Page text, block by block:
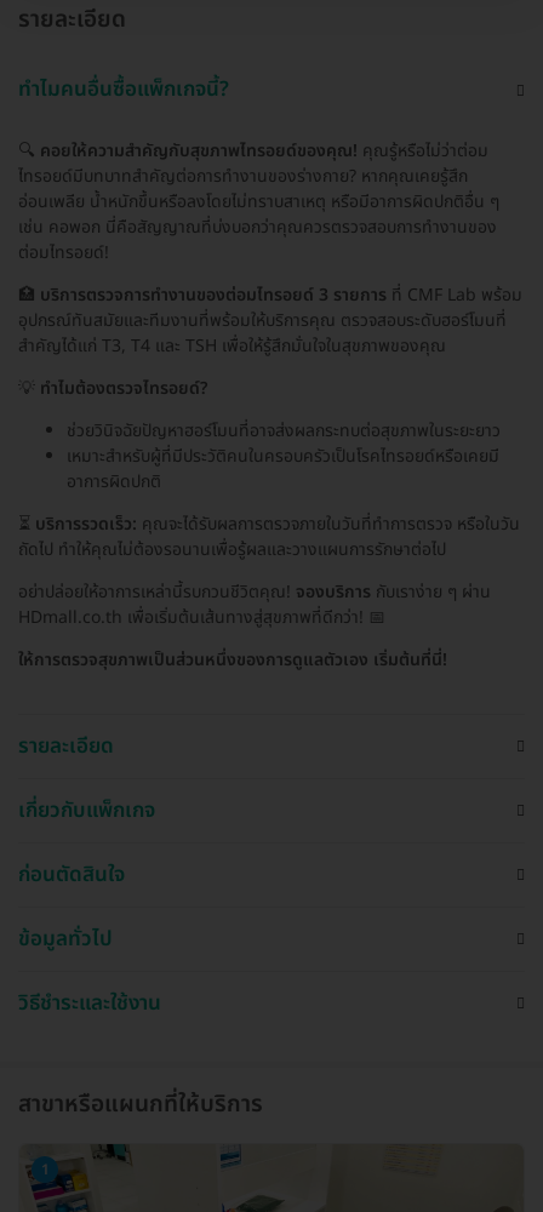
รายละเอียด
ทำไมคนอื่นซื้อแพ็กเกจนี้?
🔍 คอยให้ความสำคัญกับสุขภาพไทรอยด์ของคุณ! คุณรู้หรือไม่ว่าต่อม
ไทรอยด์มีบทบาทสำคัญต่อการทำงานของร่างกาย? หากคุณเคยรู้สึก
อ่อนเพลีย น้ำหนักขึ้นหรือลงโดยไม่ทราบสาเหตุ หรือมีอาการผิดปกติอื่น ๆ
เช่น คอพอก นี่คือสัญญาณที่บ่งบอกว่าคุณควรตรวจสอบการทำงานของ
ต่อมไทรอยด์!
🏥 บริการตรวจการทำงานของต่อมไทรอยด์ 3 รายการ ที่ CMF Lab พร้อม
อุปกรณ์ทันสมัยและทีมงานที่พร้อมให้บริการคุณ ตรวจสอบระดับฮอร์โมนที่
สำคัญได้แก่ T3, T4 และ TSH เพื่อให้รู้สึกมั่นใจในสุขภาพของคุณ
💡 ทำไมต้องตรวจไทรอยด์?
ช่วยวินิจฉัยปัญหาฮอร์โมนที่อาจส่งผลกระทบต่อสุขภาพในระยะยาว
เหมาะสำหรับผู้ที่มีประวัติคนในครอบครัวเป็นโรคไทรอยด์หรือเคยมี
อาการผิดปกติ
⏳ บริการรวดเร็ว: คุณจะได้รับผลการตรวจภายในวันที่ทำการตรวจ หรือในวัน
ถัดไป ทำให้คุณไม่ต้องรอนานเพื่อรู้ผลและวางแผนการรักษาต่อไป
อย่าปล่อยให้อาการเหล่านี้รบกวนชีวิตคุณ! จองบริการ กับเราง่าย ๆ ผ่าน
HDmall.co.th เพื่อเริ่มต้นเส้นทางสู่สุขภาพที่ดีกว่า! 📅
ให้การตรวจสุขภาพเป็นส่วนหนึ่งของการดูแลตัวเอง เริ่มต้นที่นี่!
รายละเอียด
เกี่ยวกับแพ็กเกจ
ก่อนตัดสินใจ
ข้อมูลทั่วไป
วิธีชำระและใช้งาน
สาขาหรือแผนกที่ให้บริการ
1